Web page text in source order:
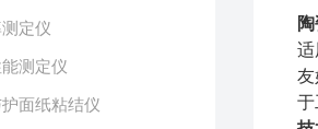
定仪
测定仪
面纸粘结仪
适
友
于